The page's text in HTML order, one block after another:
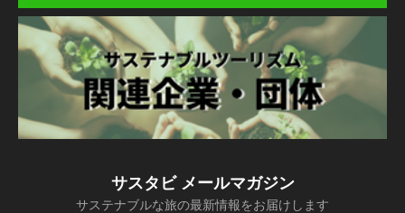
サスタビ メールマガジン
サステナブルな旅の最新情報をお届けします